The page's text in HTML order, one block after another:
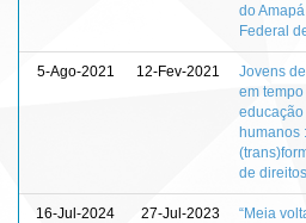
do
Federal
5-Ago-2021 12-Fev-2021
Jovens
em
humanos
de direitos
16-Jul-2024 27-Jul-2023
“Meia